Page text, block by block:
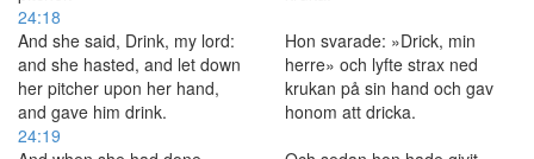
24:18
And she said, Drink, my lord:
and she hasted, and let down
her pitcher upon her hand,
and gave him drink.
Hon svarade: »Drick, min
herre» och lyfte strax ned
krukan på sin hand och gav
honom att dricka.
24:19